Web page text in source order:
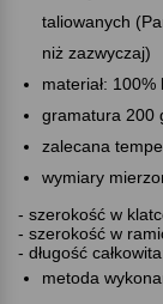
taliowanych
niż zazwyczaj)
materiał: 100%
gramatura 200
zalecana
wymiary
- szerokość w
- szerokość w
- długość
metoda